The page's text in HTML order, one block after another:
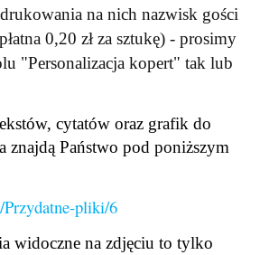
na nich nazwisk gości
0,20 zł za sztukę) - prosimy
"Personalizacja kopert" tak lub
cytatów oraz grafik do
znajdą Państwo pod poniższym
pliki/6
widoczne na zdjęciu to tylko